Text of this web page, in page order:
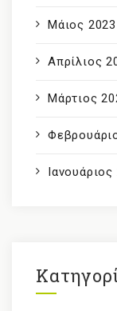
Μάιος 2023
Απρίλιος
Μάρτιος